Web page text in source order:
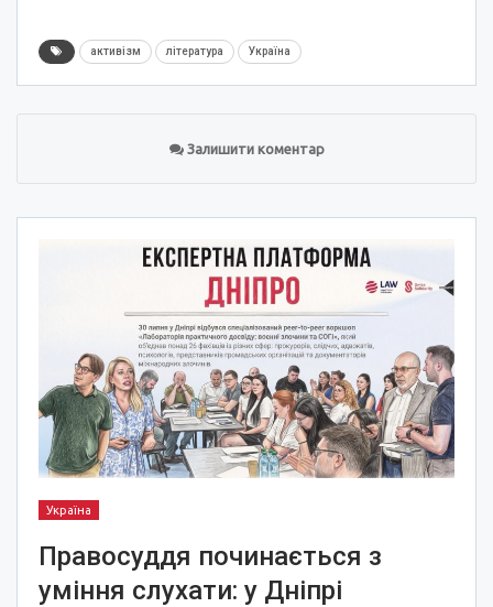
активізм література Україна
Залишити коментар
Україна
Правосуддя починається з
уміння слухати: у Дніпрі